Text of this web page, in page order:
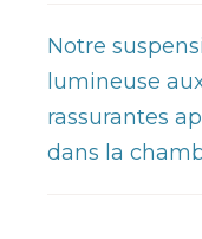
Notre
lumineuse
rassurantes
dans la